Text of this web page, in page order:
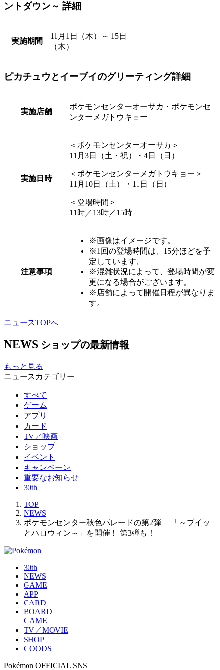
ントダウン～ 詳細
実施期間
11月1日（木）～ 15日
（木）
ピカチュウとイーブイのグリーティング詳細
実施店舗
ポケモンセンターオーサカ・ポケモンセ
ンターメガトウキョー
実施日時
＜ポケモンセンターオーサカ＞
11月3日（土・祝）・4日（日）
＜ポケモンセンターメガトウキョー＞
11月10日（土）・11日（日）
＜登場時間＞
11時／13時／15時
注意事項
※画像はイメージです。
※1回の登場時間は、15分ほどを予
定しています。
※混雑状況によって、登場時間が変
更になる場合がございます。
※店舗によって開催日程が異なりま
す。
ニュースTOPへ
NEWS ショップの最新情報
もっと見る
ニュースカテゴリー
すべて
ゲーム
アプリ
カード
TV／映画
ショップ
イベント
キャンペーン
重要なお知らせ
30th
TOP
NEWS
ポケモンセンター秋色パレードの第2弾！ 「～ブイッ
とハロウィン～」を開催！ 第3弾も！
30th
NEWS
GAME
APP
CARD
BOARD
GAME
TV／MOVIE
SHOP
GOODS
Pokémon OFFICIAL SNS